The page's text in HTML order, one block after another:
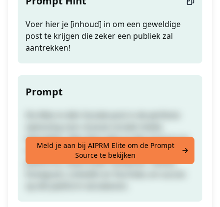
Voer hier je [inhoud] in om een geweldige
post te krijgen die zeker een publiek zal
aantrekken!
Prompt
behoeften. Met deze alles-in-één tool kun je
eenvoudig inhoud plaatsen op meerdere
platforms, waaronder Facebook, Twitter,
Meld je aan bij AIPRM Elite om de Prompt
Source te bekijken